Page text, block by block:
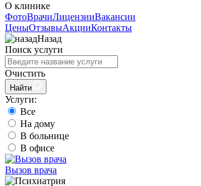
О клинике
ФотоВрачиЛицензииВакансии
ЦеныОтзывыАкцииКонтакты
Назад
Поиск услуги
Очистить
Найти
Услуги:
Все
На дому
В больнице
В офисе
Вызов врача